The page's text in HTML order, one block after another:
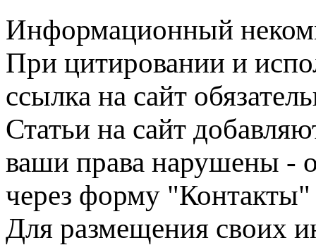
Информационный
При цитировании и
ссылка на сайт
Статьи на сайт
ваши права нарушены -
через форму "Контакты"
Для размещения своих